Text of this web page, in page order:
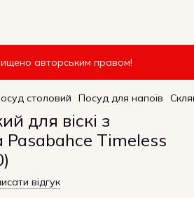
авторським правом!
столовий Посуд для напоїв
для віскі з
Pasabahce Timeless
відгук